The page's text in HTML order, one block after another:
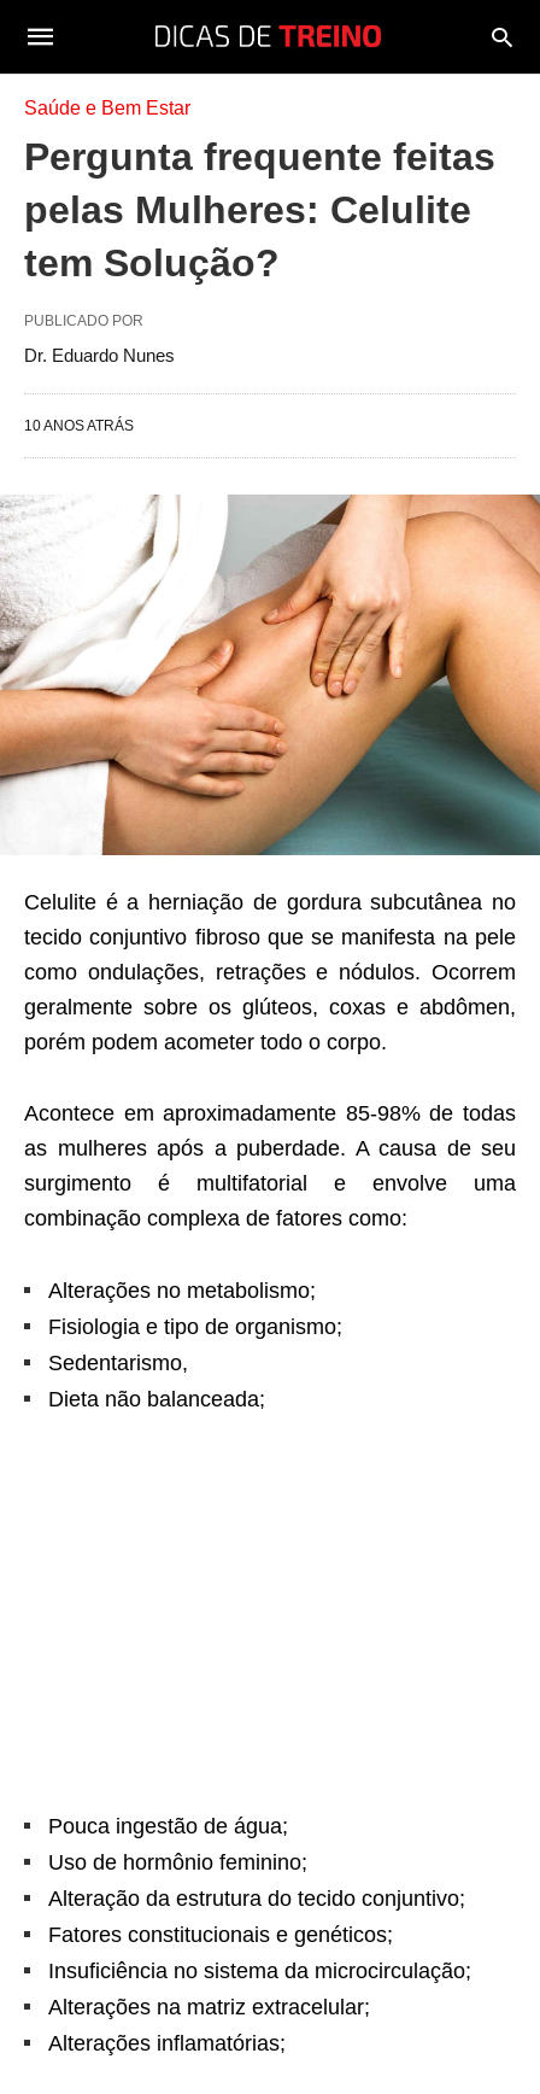
Saúde e Bem Estar
Pergunta frequente feitas
pelas Mulheres: Celulite
tem Solução?
PUBLICADO POR
Dr. Eduardo Nunes
10 ANOS ATRÁS
Celulite é a herniação de gordura subcutânea no
tecido conjuntivo fibroso que se manifesta na pele
como ondulações, retrações e nódulos. Ocorrem
geralmente sobre os glúteos, coxas e abdômen,
porém podem acometer todo o corpo.
Acontece em aproximadamente 85-98% de todas
as mulheres após a puberdade. A causa de seu
surgimento é multifatorial e envolve uma
combinação complexa de fatores como:
Alterações no metabolismo;
Fisiologia e tipo de organismo;
Sedentarismo,
Dieta não balanceada;
Pouca ingestão de água;
Uso de hormônio feminino;
Alteração da estrutura do tecido conjuntivo;
Fatores constitucionais e genéticos;
Insuficiência no sistema da microcirculação;
Alterações na matriz extracelular;
Alterações inflamatórias;